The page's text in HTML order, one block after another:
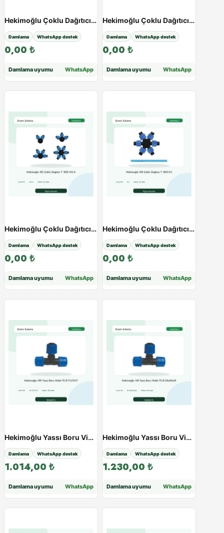
Hekimoğlu Çoklu Dağıtıcı 1″ Ø20 - Paketli Ürün - Varyant 38558
Damlama WhatsApp destek
0,00 ₺
Damlama uyumu WhatsApp
Hekimoğlu Çoklu Dağıtıcı 1″ Ø20 - Paketli Ürün - Varyant 38559
Damlama WhatsApp destek
0,00 ₺
Damlama uyumu WhatsApp
Hekimoğlu Çoklu Dağıtıcı 1″ Ø20 - Paketli Ürün - Varyant 38560
Damlama WhatsApp destek
0,00 ₺
Damlama uyumu WhatsApp
Hekimoğlu Çoklu Dağıtıcı 1″ Ø20 - Paketli Ürün - Varyant 38561
Damlama WhatsApp destek
0,00 ₺
Damlama uyumu WhatsApp
Hekimoğlu Yassı Boru Vidalı TE - Paketli Ürün - Varyant 38523
Damlama WhatsApp destek
1.014,00 ₺
Damlama uyumu WhatsApp
Hekimoğlu Yassı Boru Vidalı TE - Paketli Ürün - Varyant 38524
Damlama WhatsApp destek
1.230,00 ₺
Damlama uyumu WhatsApp